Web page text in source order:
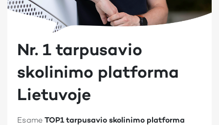
Nr. 1 tarpusavio
skolinimo platforma
Lietuvoje
Esame TOP1 tarpusavio skolinimo platforma